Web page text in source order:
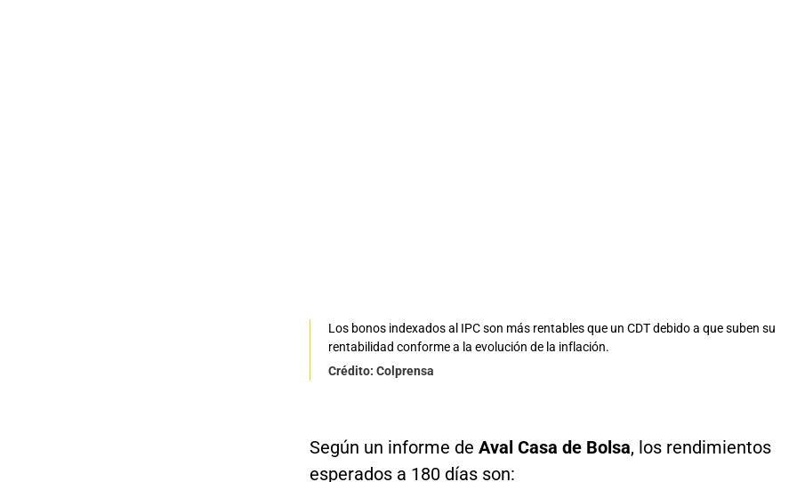
Los bonos indexados al IPC son más rentables que un CDT debido a que suben su
rentabilidad conforme a la evolución de la inflación.
Crédito: Colprensa
Según un informe de Aval Casa de Bolsa, los rendimientos
esperados a 180 días son: